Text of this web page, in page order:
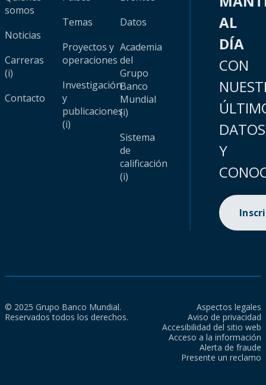
somos
Noticias
Carreras
(i)
Contacto
Temas
Proyectos y
operaciones
Investigación
y
publicaciones
(i)
Datos
Academia
del
Grupo
Banco
Mundial
(i)
Sistema
de
calificación
(i)
AL
DÍA
CON
DATOS
Y
© 2025 Grupo Banco Mundial.
Reservados todos los derechos.
Aspectos legales
Aviso de privacidad
Accesibilidad del sitio web
Acceso a la información
Alerta de fraude
Presente un reclamo